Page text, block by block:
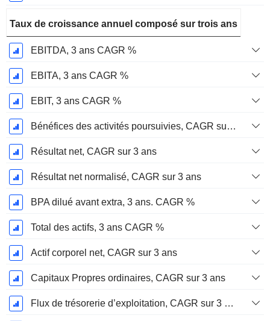
Taux de croissance annuel composé sur trois ans
EBITDA, 3 ans CAGR %
EBITA, 3 ans CAGR %
EBIT, 3 ans CAGR %
Bénéfices des activités poursuivies, CAGR sur 3 ans
Résultat net, CAGR sur 3 ans
Résultat net normalisé, CAGR sur 3 ans
BPA dilué avant extra, 3 ans. CAGR %
Total des actifs, 3 ans CAGR %
Actif corporel net, CAGR sur 3 ans
Capitaux Propres ordinaires, CAGR sur 3 ans
Flux de trésorerie d’exploitation, CAGR sur 3 ans